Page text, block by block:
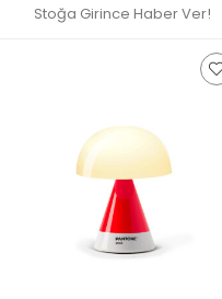
Stoğa Girince Haber Ver!